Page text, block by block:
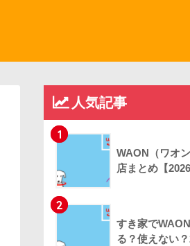
人気記事
1
WAON（ワオ
店まとめ【
2
すき家で
る？使えない